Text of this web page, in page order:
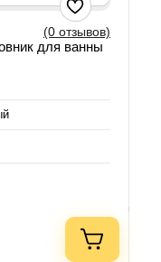
(0 отзывов)
для ванны